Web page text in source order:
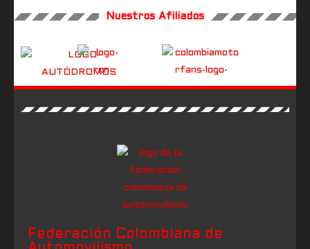
Nuestros Afiliados
Federación Colombiana de